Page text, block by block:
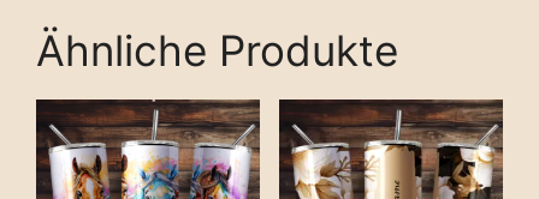
Ähnliche Produkte